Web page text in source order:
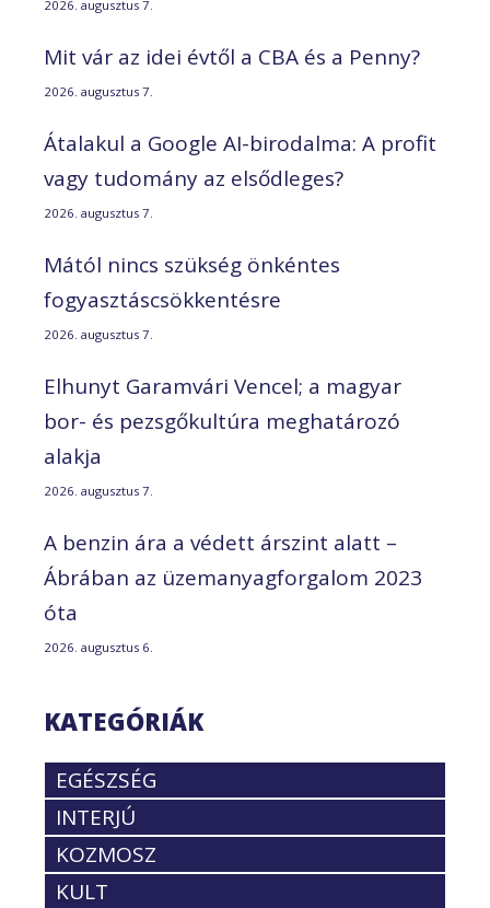
2026. augusztus 7.
Mit vár az idei évtől a CBA és a Penny?
2026. augusztus 7.
Átalakul a Google AI-birodalma: A profit
vagy tudomány az elsődleges?
2026. augusztus 7.
Mától nincs szükség önkéntes
fogyasztáscsökkentésre
2026. augusztus 7.
Elhunyt Garamvári Vencel; a magyar
bor- és pezsgőkultúra meghatározó
alakja
2026. augusztus 7.
A benzin ára a védett árszint alatt –
Ábrában az üzemanyagforgalom 2023
óta
2026. augusztus 6.
KATEGÓRIÁK
EGÉSZSÉG
INTERJÚ
KOZMOSZ
KULT